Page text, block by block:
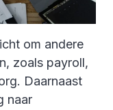
om andere
zoals payroll,
Daarnaast
naar